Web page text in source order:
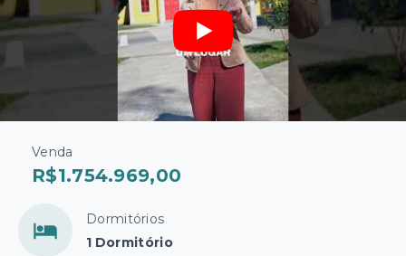
Venda
R$1.754.969,00
Dormitórios
1 Dormitório